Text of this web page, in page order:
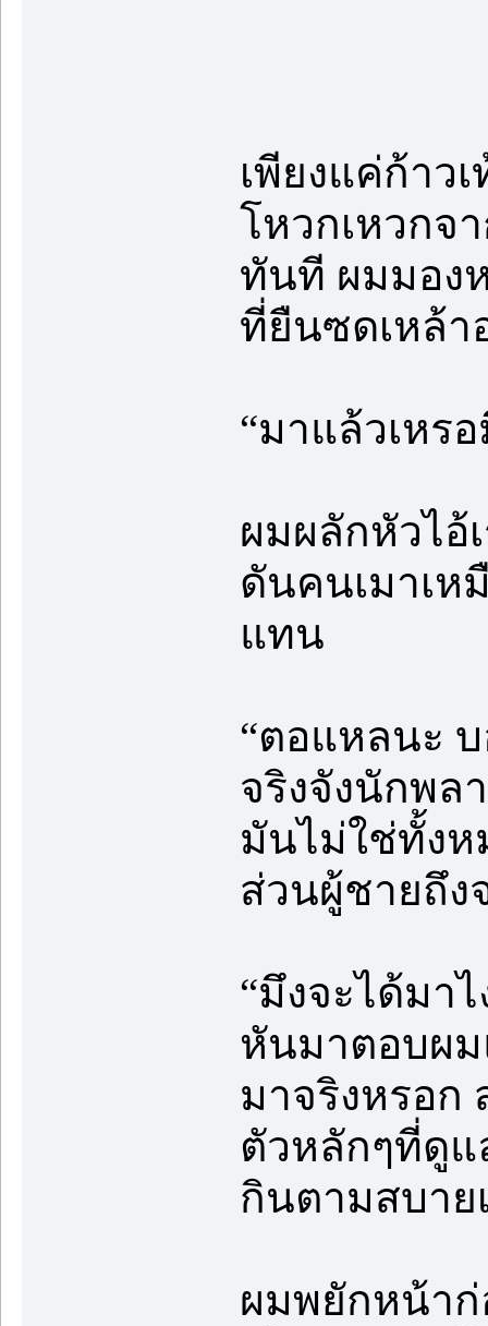
เพียงแค่ก้าว
โหวกเหวกจ
ทันที ผมมอง
ที่ยืนซดเหล้า
“มาแล้วเหรอ
ผมผลักหัวไอ้
ดันคนเมาเห
แทน
“ตอแหลนะ
จริงจังนักพล
มันไม่ใช่ทั้ง
ส่วนผู้ชายถึง
“มึงจะได้มา
หันมาตอบผม
มาจริงหรอ
ตัวหลักๆที่ดูแ
กินตามสบาย
ผมพยักหน้าก่